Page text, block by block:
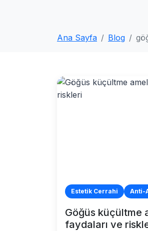
Ana Sayfa Blog
Estetik Cerrahi Anti-
Göğüs küçültme
faydaları ve